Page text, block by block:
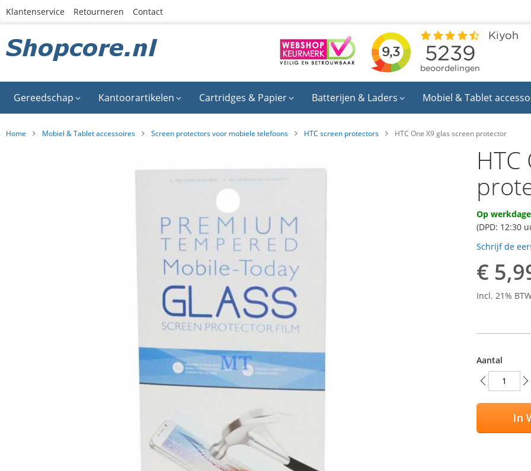
Ga
inhoud
Klantenservice Retourneren Contact
Gereedschap Kantoorartikelen Cartridges & Papier Batterijen & Laders Mobiel & Tablet
Home Mobiel & Tablet accessoires Screen protectors voor mobiele telefoons HTC screen protectors HTC One X9 glas screen protector
Op
(DPD: 12:30
Schrijf de
€
Incl. 21%
Aantal
In